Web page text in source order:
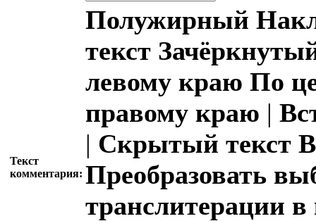
Текст
комментария:
Полужирный
текст
левому краю По
правому краю |
| Скрытый текст
Преобразовать
транслитерации